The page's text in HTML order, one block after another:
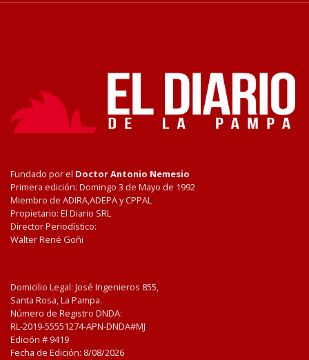
Fundado por el Doctor Antonio Nemesio
Primera edición: Domingo 3 de Mayo de 1992
Miembro de ADIRA,ADEPA y CPPAL
Propietario: El Diario SRL
Director Periodístico:
Walter René Goñi
Domicilio Legal: José Ingenieros 855,
Santa Rosa, La Pampa.
Número de Registro DNDA:
RL-2019-55551274-APN-DNDA#MJ
Edición # 9419
Fecha de Edición: 8/08/2026